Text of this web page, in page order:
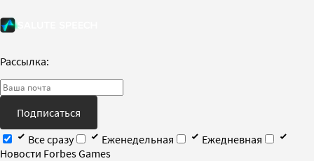
Рассылка:
Подписаться
Все сразу
Еженедельная
Ежедневная
Новости Forbes Games